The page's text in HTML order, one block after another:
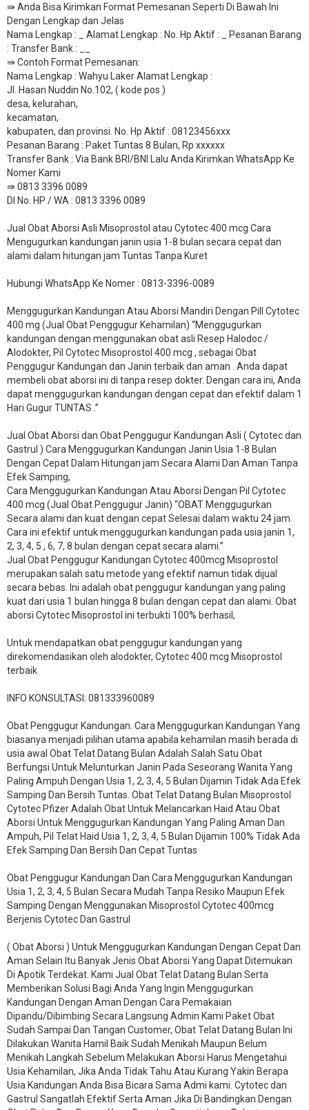
⇛ Anda Bisa Kirimkan Format Pemesanan Seperti Di Bawah Ini
Dengan Lengkap dan Jelas
Nama Lengkap : _ Alamat Lengkap : No. Hp Aktif : _ Pesanan Barang
: Transfer Bank : __
​⇛ Contoh Format Pemesanan:
Nama Lengkap : Wahyu Laker Alamat Lengkap :
Jl. Hasan Nuddin No.102, ( kode pos )
desa, kelurahan,
kecamatan,
kabupaten, dan provinsi. No. Hp Aktif : 08123456xxx
Pesanan Barang : Paket Tuntas 8 Bulan, Rp xxxxxx
​Transfer Bank : Via Bank BRI/BNI Lalu Anda Kirimkan WhatsApp Ke
Nomer Kami
⇛ 0813 3396 0089
DI No. HP / WA : 0813 3396 0089
Jual Obat Aborsi Asli Misoprostol atau Cytotec 400 mcg Cara
Mengugurkan kandungan janin usia 1-8 bulan secara cepat dan
alami dalam hitungan jam Tuntas Tanpa Kuret
Hubungi WhatsApp Ke Nomer : 0813-3396-0089​
Menggugurkan Kandungan Atau Aborsi Mandiri Dengan Pill Cytotec
400 mg (Jual Obat Penggugur Kehamilan) “Menggugurkan
kandungan dengan menggunakan obat asli Resep Halodoc /
Alodokter, Pil Cytotec Misoprostol 400 mcg , sebagai Obat
Penggugur Kandungan dan Janin terbaik dan aman . Anda dapat
membeli obat aborsi ini di tanpa resep dokter. Dengan cara ini, Anda
dapat menggugurkan kandungan dengan cepat dan efektif dalam 1
Hari Gugur TUNTAS .”
Jual Obat Aborsi dan Obat Penggugur Kandungan Asli ( Cytotec dan
Gastrul ) Cara Menggugurkan Kandungan Janin Usia 1-8 Bulan
Dengan Cepat Dalam Hitungan jam Secara Alami Dan Aman Tanpa
Efek Samping,
Cara Menggugurkan Kandungan Atau Aborsi Dengan Pil Cytotec
400 mcg (Jual Obat Penggugur Janin) “OBAT Menggugurkan
Secara alami dan kuat dengan cepat Selesai dalam waktu 24 jam.
Cara ini efektif untuk menggugurkan kandungan pada usia janin 1,
2, 3, 4, 5 , 6, 7, 8 bulan dengan cepat secara alami.”
Jual Obat Penggugur Kandungan Cytotec 400mcg Misoprostol
merupakan salah satu metode yang efektif namun tidak dijual
secara bebas. Ini adalah obat penggugur kandungan yang paling
kuat dari usia 1 bulan hingga 8 bulan dengan cepat dan alami. Obat
aborsi Cytotec Misoprostol ini terbukti 100% berhasil,
Untuk mendapatkan obat penggugur kandungan yang
direkomendasikan oleh alodokter, Cytotec 400 mcg Misoprostol
terbaik
INFO KONSULTASI: 081333960089
​Obat Penggugur Kandungan. Cara Menggugurkan Kandungan Yang
biasanya menjadi pilihan utama apabila kehamilan masih berada di
usia awal Obat Telat Datang Bulan Adalah Salah Satu Obat
Berfungsi Untuk Melunturkan Janin Pada Seseorang Wanita Yang
Paling Ampuh Dengan Usia 1, 2, 3, 4, 5 Bulan Dijamin Tidak Ada Efek
Samping Dan Bersih Tuntas. Obat Telat Datang Bulan Misoprostol
Cytotec Pfizer Adalah Obat Untuk Melancarkan Haid Atau Obat
Aborsi Untuk Menggugurkan Kandungan Yang Paling Aman Dan
Ampuh, Pil Telat Haid Usia 1, 2, 3, 4, 5 Bulan Dijamin 100% Tidak Ada
Efek Samping Dan Bersih Dan Cepat Tuntas
Obat Penggugur Kandungan Dan Cara Menggugurkan Kandungan
Usia 1, 2, 3, 4, 5 Bulan Secara Mudah Tanpa Resiko Maupun Efek
Samping Dengan Menggunakan Misoprostol Cytotec 400mcg
Berjenis Cytotec Dan Gastrul
( Obat Aborsi ) Untuk Menggugurkan Kandungan Dengan Cepat Dan
Aman Selain Itu Banyak Jenis Obat Aborsi Yang Dapat Ditemukan
Di Apotik Terdekat. Kami Jual Obat Telat Datang Bulan Serta
Memberikan Solusi Bagi Anda Yang Ingin Menggugurkan
Kandungan Dengan Aman Dengan Cara Pemakaian
Dipandu/Dibimbing Secara Langsung Admin Kami Paket Obat
Sudah Sampai Dan Tangan Customer, Obat Telat Datang Bulan Ini
Dilakukan Wanita Hamil Baik Sudah Menikah Maupun Belum
Menikah Langkah Sebelum Melakukan Aborsi Harus Mengetahui
Usia Kehamilan, Jika Anda Tidak Tahu Atau Kurang Yakin Berapa
Usia Kandungan Anda Bisa Bicara Sama Admi kami. Cytotec dan
Gastrul Sangatlah Efektif Serta Aman Jika Di Bandingkan Dengan